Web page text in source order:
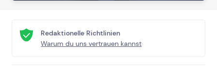
Redaktionelle Richtlinien
Warum du uns vertrauen kannst